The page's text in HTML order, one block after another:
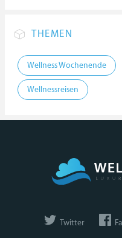
THEMEN
Wellness Wochenende
Wellnessreisen
Twitter